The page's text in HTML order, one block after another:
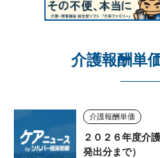
介護報酬単
介護報酬単価
２０２６年度介
発出分まで）